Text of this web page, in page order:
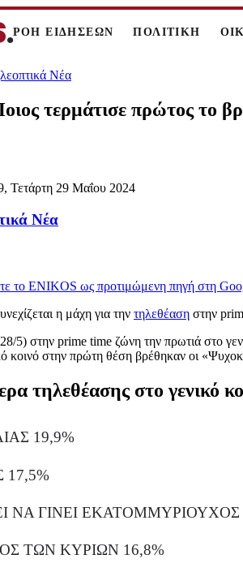
.ΡΟΗ ΕΙΔΗΣΕΩΝ ΠΟΛΙΤΙΚΗ
Νέα
τερμάτισε πρώτος το
Τετάρτη 29 Μαΐου 2024
Νέα
το ENIKOS ως προτιμώμενη πηγή στη
η μάχη για την τηλεθέαση στην
5) στην prime time ζώνη την πρωτιά στο
κοινό στην πρώτη θέση βρέθηκαν οι
τηλεθέασης στο γενικό
19,9%
ΝΑ ΓΙΝΕΙ ΕΚΑΤΟΜΜΥΡΙΟΥΧΟΣ
ΤΩΝ ΚΥΡΙΩΝ 16,8%